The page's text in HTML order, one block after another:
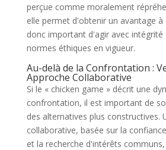
perçue comme moralement
elle permet d'obtenir un avantage
donc important d'agir avec intégrité
normes éthiques en vigueur.
Au-delà de la Confrontation :
Approche Collaborative
Si le « chicken game » décrit une
confrontation, il est important de
des alternatives plus constructives.
collaborative, basée sur la
et la recherche d'intérêts